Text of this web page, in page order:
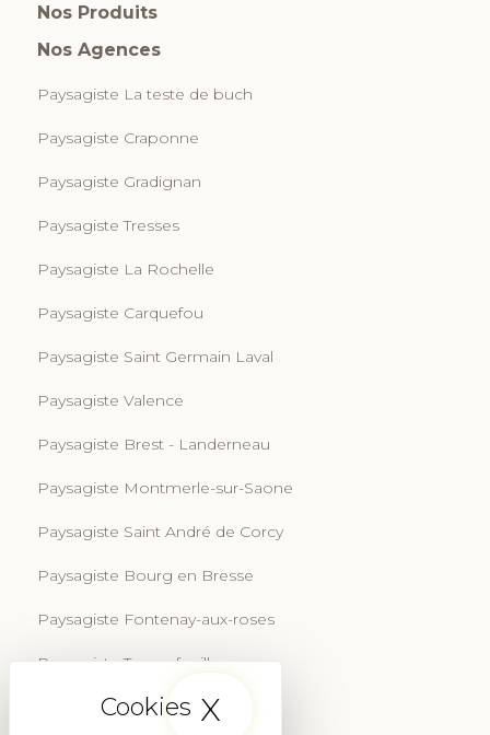
X
Nos Produits
Nos Agences
Paysagiste La teste de buch
Paysagiste Craponne
Paysagiste Gradignan
Paysagiste Tresses
Paysagiste La Rochelle
Paysagiste Carquefou
Paysagiste Saint Germain Laval
Paysagiste Valence
Paysagiste Brest - Landerneau
Paysagiste Montmerle-sur-Saone
Paysagiste Saint André de Corcy
Paysagiste Bourg en Bresse
Paysagiste Fontenay-aux-roses
Paysagiste Tournefeuille
Paysagiste Aix-en-Provence